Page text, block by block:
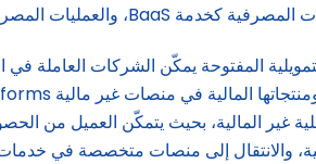
غير المالية، بحيث يتمكّن العميل من
والانتقال إلى منصات متخصصة في